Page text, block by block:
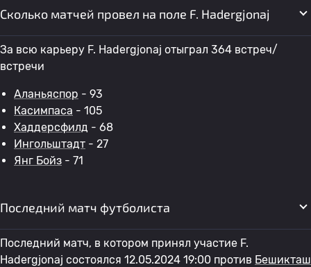
Сколько матчей провел на поле F. Hadergjonaj
За всю карьеру F. Hadergjonaj отыграл 364 встреч/
встречи
Аланьяспор - 93
Касимпаса - 105
Хаддерсфилд - 68
Ингольштадт - 27
Янг Бойз - 71
Последний матч футболиста
Последний матч, в котором принял участие F.
Hadergjonaj состоялся 12.05.2024 19:00 против Бешикташ